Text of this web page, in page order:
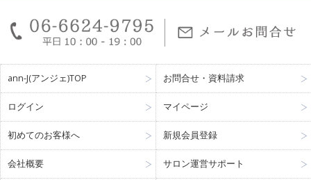
ann-J(アンジェ)TOP お問合せ・資料請求
ログイン マイページ
初めてのお客様へ 新規会員登録
会社概要 サロン運営サポート